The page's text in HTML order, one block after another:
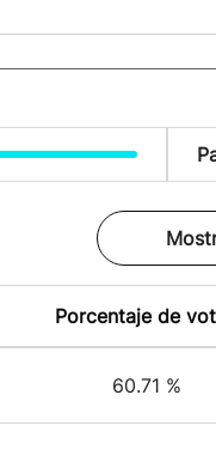
Porcentaje de
60.71 %